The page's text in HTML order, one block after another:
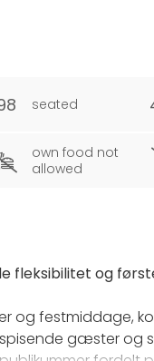
seated
own food not
allowed
fleksibilitet og
og festmiddage,
spisende gæster